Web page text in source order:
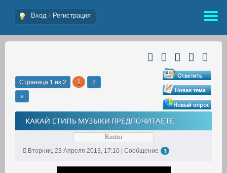
Вход / Регистрация
Страница 1 из 2 1
2
»
КАКАЙ СТИЛЬ МУЗЫКИ ПРЕДПОЧИТАЕТЕ
Kosten
Вторник, 23 Апреля 2013, 17:10 | Сообщение
1